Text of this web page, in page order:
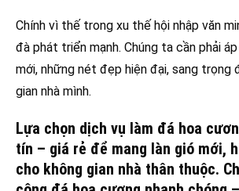
Chính vì thế trong xu thế hội nhập văn
đà phát triển mạnh. Chúng ta cần phải
mới, những nét đẹp hiện đại, sang trọng
gian nhà mình.
Lựa chọn dịch vụ làm đá hoa
tín – giá rẻ để mang làn gió mới,
cho không gian nhà thân thuộc.